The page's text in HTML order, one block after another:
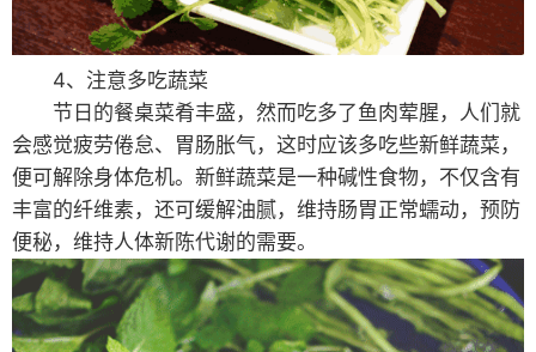
4、注意多吃蔬菜
节日的餐桌菜肴丰盛，然而吃多了鱼肉荤腥，人们就
会感觉疲劳倦怠、胃肠胀气，这时应该多吃些新鲜蔬菜，
便可解除身体危机。新鲜蔬菜是一种碱性食物，不仅含有
丰富的纤维素，还可缓解油腻，维持肠胃正常蠕动，预防
便秘，维持人体新陈代谢的需要。